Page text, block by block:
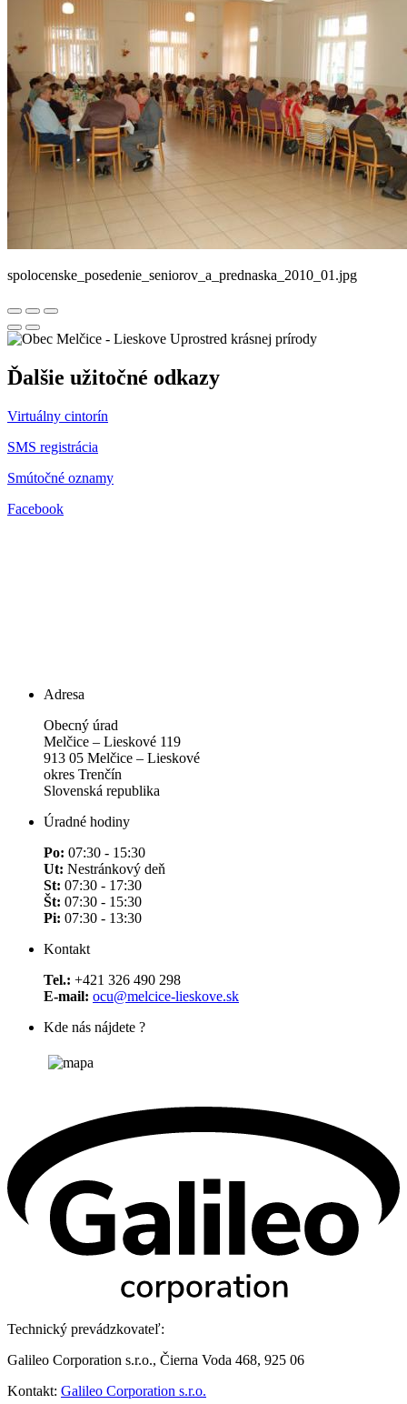
spolocenske_posedenie_seniorov_a_prednaska_2010_01.jpg
Uprostred krásnej prírody
Ďalšie užitočné odkazy
Virtuálny cintorín
SMS registrácia
Smútočné oznamy
Facebook
Adresa
Obecný úrad
Melčice – Lieskové 119
913 05 Melčice – Lieskové
okres Trenčín
Slovenská republika
Úradné hodiny
Po: 07:30 - 15:30
Ut: Nestránkový deň
St: 07:30 - 17:30
Št: 07:30 - 15:30
Pi: 07:30 - 13:30
Kontakt
Tel.: +421 326 490 298
E-mail: ocu@melcice-lieskove.sk
Kde nás nájdete ?
Technický prevádzkovateľ:
Galileo Corporation s.r.o., Čierna Voda 468, 925 06
Kontakt: Galileo Corporation s.r.o.